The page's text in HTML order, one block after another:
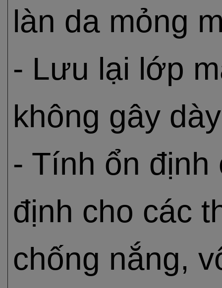
làn da mỏng
- Lưu lại lớp
không gây
- Tính ổn
định cho các
chống nắng,